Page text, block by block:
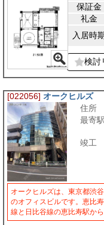
保証金
礼金
入居時
検討
[022056] オークヒルズ
住所
最寄駅
竣工
オークヒルズは、東京都渋
のオフィスビルです。恵比
線と日比谷線の恵比寿駅か